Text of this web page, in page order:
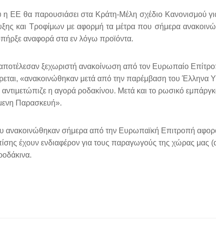
θα παρουσιάσει στα Κράτη-Μέλη σχέδιο Κανονισμού για
και Τροφίμων με αφορμή τα μέτρα που σήμερα
αναφορά στα εν λόγω προϊόντα.
ξεχωριστή ανακοίνωση από τον Ευρωπαίο
«ανακοινώθηκαν μετά από την παρέμβαση του
η αγορά ροδακίνου. Μετά και το ρωσικό
Παρασκευή».
ανακοινώθηκαν σήμερα από την Ευρωπαϊκή Επιτροπή
έχουν ενδιαφέρον για τους παραγωγούς της χώρας μας